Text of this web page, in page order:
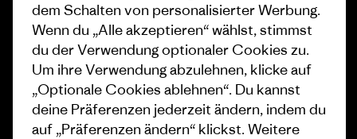
Wie wir finanzieren
Geschenkgutscheine
Stores in deiner Nähe
Affiliate-Programm
Patagonia Österreich
Seitenverzeichnis
dem Schalten von personalisierter Werbung.
Wenn du „Alle akzeptieren“ wählst, stimmst
du der Verwendung optionaler Cookies zu.
Um ihre Verwendung abzulehnen, klicke auf
„Optionale Cookies ablehnen“. Du kannst
deine Präferenzen jederzeit ändern, indem du
auf „Präferenzen ändern“ klickst. Weitere